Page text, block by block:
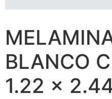
BLANCO
1.22 x